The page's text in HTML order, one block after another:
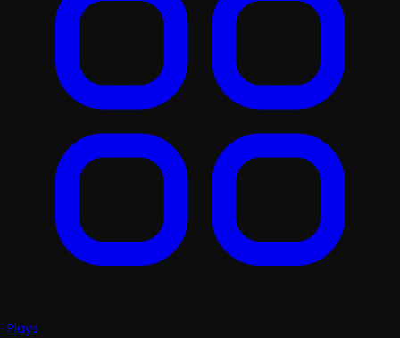
Plays